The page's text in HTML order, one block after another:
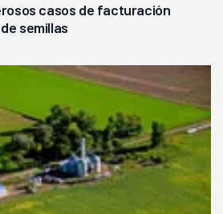
casos de facturación
semillas